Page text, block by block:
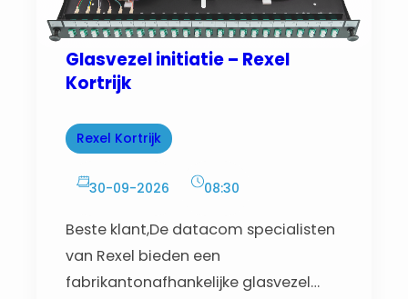
Glasvezel initiatie – Rexel
Kortrijk
Rexel Kortrijk
30-09-2026 08:30
Beste klant,De datacom specialisten
van Rexel bieden een
fabrikantonafhankelijke glasvezel